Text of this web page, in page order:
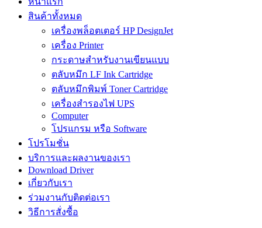
สินค้าทั้งหมด
เครื่องพล็อตเตอร์ HP DesignJet
เครื่อง Printer
กระดาษสำหรับงานเขียนแบบ
ตลับหมึก LF Ink Cartridge
ตลับหมึกพิมพ์ Toner Cartridge
เครื่องสำรองไฟ UPS
Computer
โปรแกรม หรือ Software
โปรโมชั่น
บริการและผลงานของเรา
Download Driver
เกี่ยวกับเรา
ร่วมงานกับติดต่อเรา
วิธีการสั่งซื้อ